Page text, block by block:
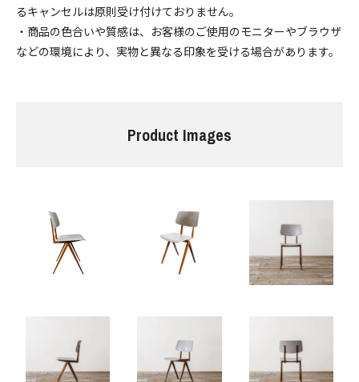
るキャンセルは原則受け付けておりません。
・商品の色合いや質感は、お客様のご使用のモニターやブラウザ
などの環境により、実物と異なる印象を受ける場合があります。
Product Images